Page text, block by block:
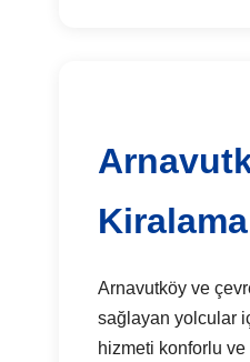
Kiralama
Arnavutköy ve
sağlayan yolcular
hizmeti konforlu